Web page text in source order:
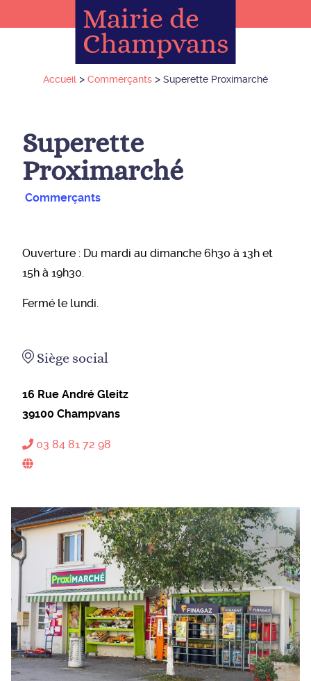
Mairie de
Champvans
Accueil > Commerçants > Superette Proximarché
Superette
Proximarché
Commerçants
Ouverture : Du mardi au dimanche 6h30 à 13h et
15h à 19h30.
Fermé le lundi.
Siège social
16 Rue André Gleitz
39100 Champvans
03 84 81 72 98